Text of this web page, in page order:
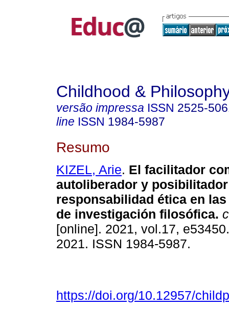
Childhood &
versão impressa ISSN 2525-
line ISSN 1984-5987
Resumo
KIZEL, Arie. El facilitador
autoliberador y
responsabilidad ética en
de investigación filosófica.
[online]. 2021, vol.17,
2021. ISSN 1984-5987.
https://doi.org/10.12957/